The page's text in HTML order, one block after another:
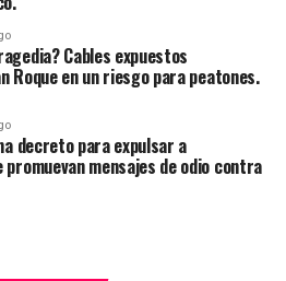
Cables expuestos
Roque en un riesgo para peatones.
decreto para expulsar a
mensajes de odio contra